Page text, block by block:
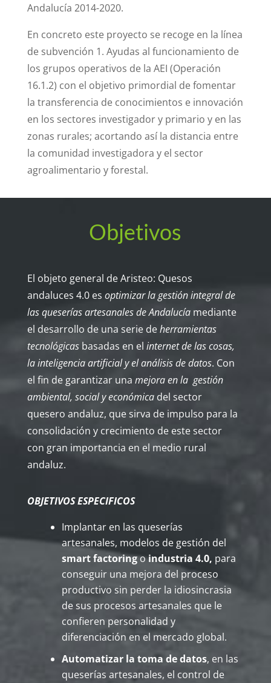
Andalucía 2014-2020.
En concreto este proyecto se recoge en la línea
de subvención 1. Ayudas al funcionamiento de
los grupos operativos de la AEI (Operación
16.1.2) con el objetivo primordial de fomentar
la transferencia de conocimientos e innovación
en los sectores investigador y primario y en las
zonas rurales; acortando así la distancia entre
la comunidad investigadora y el sector
agroalimentario y forestal.
Objetivos
El objeto general de Aristeo: Quesos
andaluces 4.0 es optimizar la gestión integral de
las queserías artesanales de Andalucíamediante
el desarrollo de una serie deherramientas
tecnológicasbasadas en el internet de las cosas,
la inteligencia artificial y el análisis de datos. Con
el fin de garantizar una mejora en la gestión
ambiental, social y económicadel sector
quesero andaluz, que sirva de impulso para la
consolidación y crecimiento de este sector
con gran importancia en el medio rural
andaluz.
OBJETIVOS ESPECIFICOS
Implantar en las queserías
artesanales, modelos de gestión del
smart factoringoindustria 4.0, para
conseguir una mejora del proceso
productivo sin perder la idiosincrasia
de sus procesos artesanales que le
confieren personalidad y
diferenciación en el mercado global.
Automatizar la toma de datos, en las
queserías artesanales, el control de